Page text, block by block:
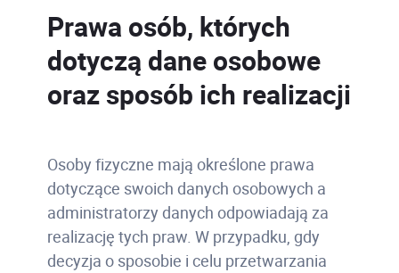
Prawa osób, których
dotyczą dane osobowe
oraz sposób ich realizacji
Osoby fizyczne mają określone prawa
dotyczące swoich danych osobowych a
administratorzy danych odpowiadają za
realizację tych praw. W przypadku, gdy
decyzja o sposobie i celu przetwarzania